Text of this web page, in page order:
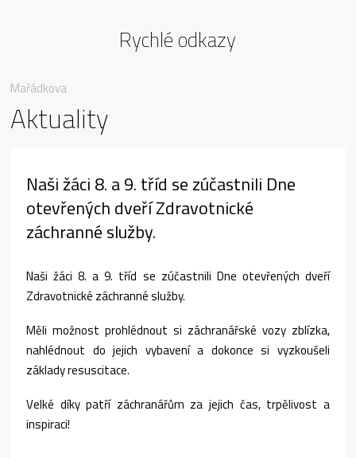
Mařádkova
Aktuality
Naši žáci 8. a 9. tříd se zúčastnili Dne
otevřených dveří Zdravotnické
záchranné služby.
Naši žáci 8. a 9. tříd se zúčastnili Dne otevřených dveří
Zdravotnické záchranné služby.
Měli možnost prohlédnout si záchranářské vozy zblízka,
nahlédnout do jejich vybavení a dokonce si vyzkoušeli
základy resuscitace.
Velké díky patří záchranářům za jejich čas, trpělivost a
inspiraci!
Rychlé odkazy